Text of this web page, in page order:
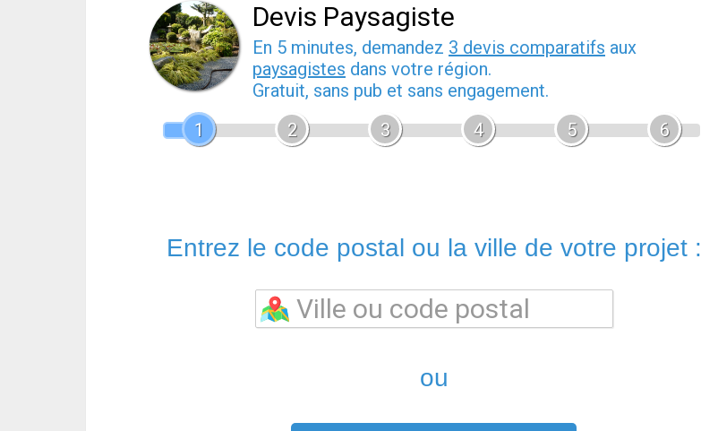
Devis Paysagiste
En 5 minutes, demandez 3 devis comparatifs aux
paysagistes dans votre région.
Gratuit, sans pub et sans engagement.
1
2 3 4 5 6
Entrez le code postal ou la ville de votre projet :
ou